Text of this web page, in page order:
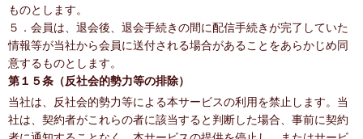
ものとします。
５．会員は、退会後、退会手続きの間に配信手続きが完了していた
情報等が当社から会員に送付される場合があることをあらかじめ同
意するものとします。
第１５条（反社会的勢力等の排除）
当社は、反社会的勢力等による本サービスの利用を禁止します。当
社は、契約者がこれらの者に該当すると判断した場合、事前に契約